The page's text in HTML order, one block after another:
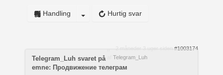
Hurtig svar
Handling
2 måneder 3 uger siden
#1003174
Telegram_Luh
Telegram_Luh svaret på
emne: Продвижение телеграм